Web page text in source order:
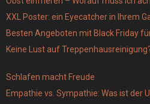
XXL Poster: ein Eyecatcher in Ihrem
Besten Angeboten mit Black Friday
Keine Lust auf
Schlafen macht Freude
Empathie vs. Sympathie: Was ist der